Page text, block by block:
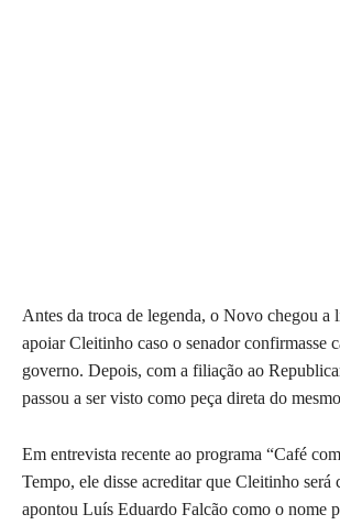
Antes da troca de legenda, o Novo chegou a
apoiar Cleitinho caso o senador confirmasse
governo. Depois, com a filiação ao
passou a ser visto como peça direta do
Em entrevista recente ao programa “Café
Tempo, ele disse acreditar que Cleitinho será
apontou Luís Eduardo Falcão como o nome